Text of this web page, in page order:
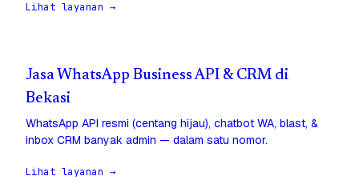
Lihat layanan →
Jasa WhatsApp Business API & CRM di
Bekasi
WhatsApp API resmi (centang hijau), chatbot WA, blast, &
inbox CRM banyak admin — dalam satu nomor.
Lihat layanan →